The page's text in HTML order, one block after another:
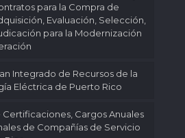
para la Compra de
Evaluación, Selección,
para la Modernización
Integrado de Recursos de la
Eléctrica de Puerto Rico
Cargos Anuales
de Compañías de Servicio